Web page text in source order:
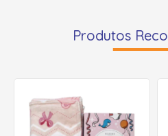
Produtos